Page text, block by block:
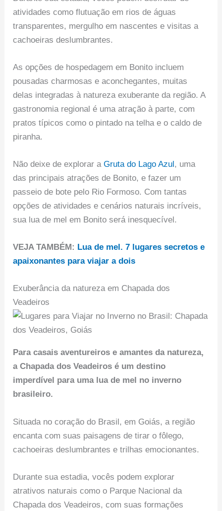
atividades como flutuação em rios de águas
transparentes, mergulho em nascentes e visitas a
cachoeiras deslumbrantes.
As opções de hospedagem em Bonito incluem
pousadas charmosas e aconchegantes, muitas
delas integradas à natureza exuberante da região. A
gastronomia regional é uma atração à parte, com
pratos típicos como o pintado na telha e o caldo de
piranha.
Não deixe de explorar aGruta do Lago Azul, uma
das principais atrações de Bonito, e fazer um
passeio de bote pelo Rio Formoso. Com tantas
opções de atividades e cenários naturais incríveis,
sua lua de mel em Bonito será inesquecível.
VEJA TAMBÉM: Lua de mel. 7 lugares secretos e
apaixonantes para viajar a dois
Exuberância da natureza em Chapada dos
Veadeiros
Para casais aventureiros e amantes da natureza,
a Chapada dos Veadeiros é um destino
imperdível para uma lua de mel no inverno
brasileiro.
Situada no coração do Brasil, em Goiás, a região
encanta com suas paisagens de tirar o fôlego,
cachoeiras deslumbrantes e trilhas emocionantes.
Durante sua estadia, vocês podem explorar
atrativos naturais como o Parque Nacional da
Chapada dos Veadeiros, com suas formações